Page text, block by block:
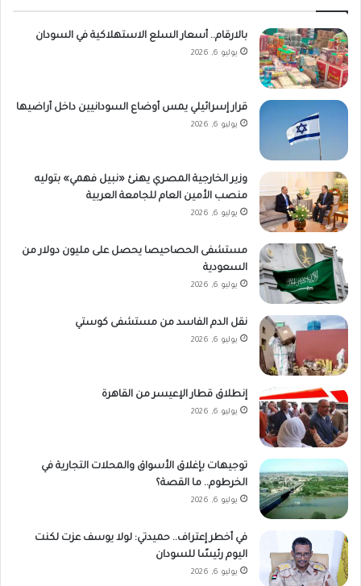
بالارقام.. أسعار السلع الاستهلاكية في السودان
يوليو 6, 2026
قرار إسرائيلي يمس أوضاع السودانيين داخل أراضيها
يوليو 6, 2026
وزير الخارجية المصري يهنئ «نبيل فهمي» بتوليه
منصب الأمين العام للجامعة العربية
يوليو 6, 2026
مستشفى الحصاحيصا يحصل على مليون دولار من
السعودية
يوليو 6, 2026
نقل الدم الفاسد من مستشفى كوستي
يوليو 6, 2026
إنطلاق قطار الإعيسر من القاهرة
يوليو 6, 2026
توجيهات بإغلاق الأسواق والمحلات التجارية في
الخرطوم.. ما القصة؟
يوليو 6, 2026
في أخطر إعتراف.. حميدتي: لولا يوسف عزت لكنت
اليوم رئيسًا للسودان
يوليو 6, 2026